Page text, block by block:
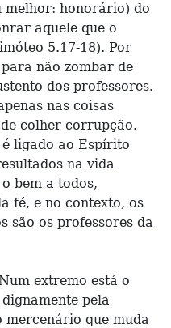
melhor: honorário) do
aquele que o
5.17-18). Por
não zombar de
dos professores.
nas coisas
colher corrupção.
é ligado ao Espírito
na vida
bem a todos,
fé, e no contexto, os
são os professores da
extremo está o
pela
que muda